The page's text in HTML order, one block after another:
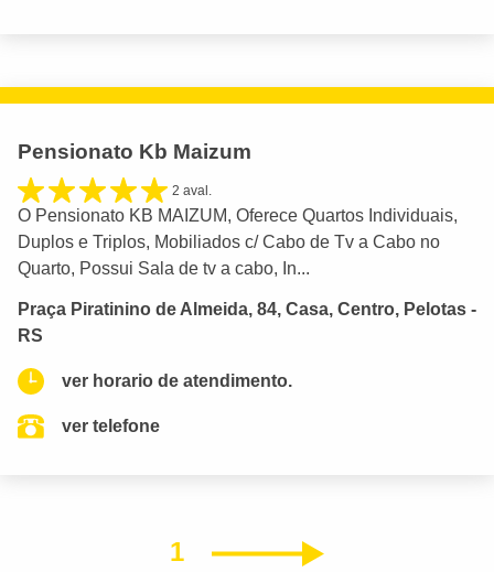
Pensionato Kb Maizum
2 aval.
O Pensionato KB MAIZUM, Oferece Quartos Individuais,
Duplos e Triplos, Mobiliados c/ Cabo de Tv a Cabo no
Quarto, Possui Sala de tv a cabo, In...
Praça Piratinino de Almeida, 84, Casa, Centro, Pelotas -
RS
ver horario de atendimento.
ver telefone
1 Próximo